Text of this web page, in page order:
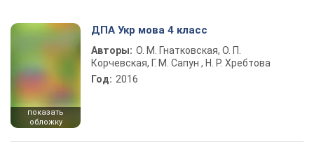
показать
обложку
ДПА Укр мова 4 класс
Авторы: О. М. Гнатковская, О. П.
Корчевская, Г. М. Сапун , Н. Р. Хребтова
Год: 2016